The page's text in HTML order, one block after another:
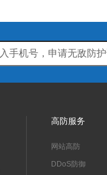
高防服务
网站高防
DDoS防御